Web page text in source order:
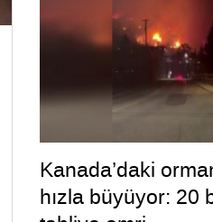
Kanada’daki
hızla büyüyor: 20